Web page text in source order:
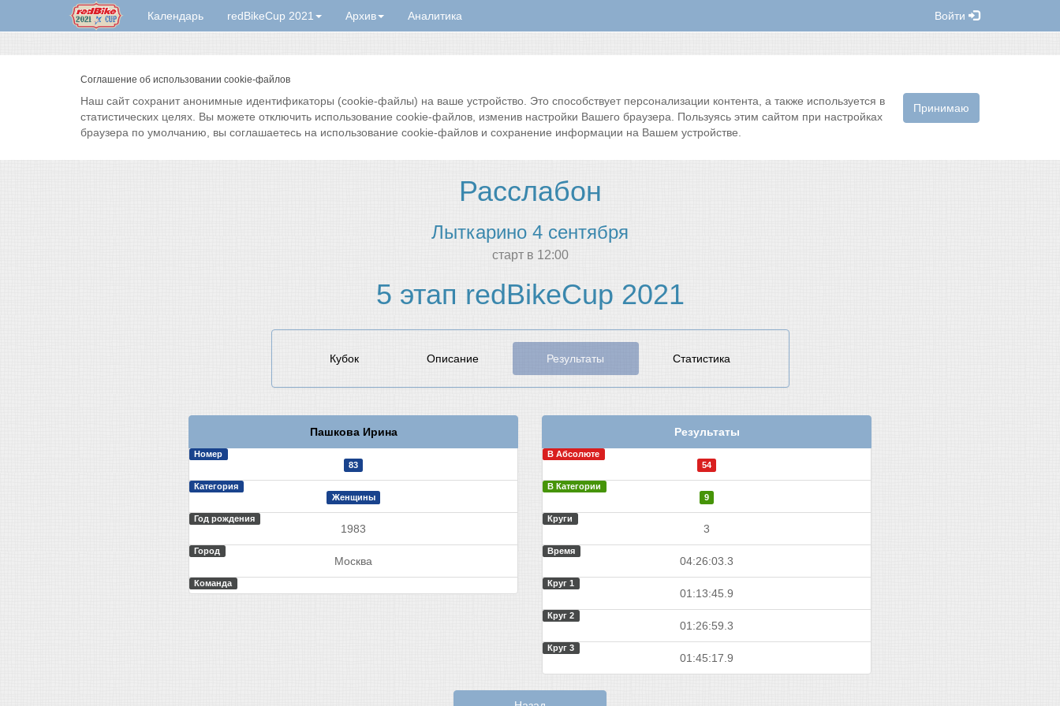
Календарь redBikeCup 2021 Архив Аналитика Войти
Соглашение об использовании cookie-файлов
Принимаю
Наш сайт сохранит анонимные идентификаторы (cookie-файлы) на ваше устройство. Это способствует персонализации контента, а также используется в
статистических целях. Вы можете отключить использование cookie-файлов, изменив настройки Вашего браузера. Пользуясь этим сайтом при настройках
браузера по умолчанию, вы соглашаетесь на использование cookie-файлов и сохранение информации на Вашем устройстве.
Расслабон
Лыткарино 4 сентября
cтарт в 12:00
5 этап redBikeCup 2021
Кубок Описание Результаты Статистика
Пашкова Ирина
Номер
83
Категория
Женщины
Год рождения
1983
Город
Москва
Команда
Результаты
В Абсолюте
54
В Категории
9
Круги
3
Время
04:26:03.3
Круг 1
01:13:45.9
Круг 2
01:26:59.3
Круг 3
01:45:17.9